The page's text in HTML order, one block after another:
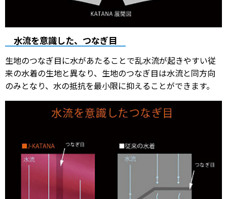
水流を意識した、つなぎ目
生地のつなぎ目に水があたることで乱水流が起きやすい従
来の水着の生地と異なり、生地のつなぎ目は水流と同方向
のみとなり、水の抵抗を最小限に抑えることができます。